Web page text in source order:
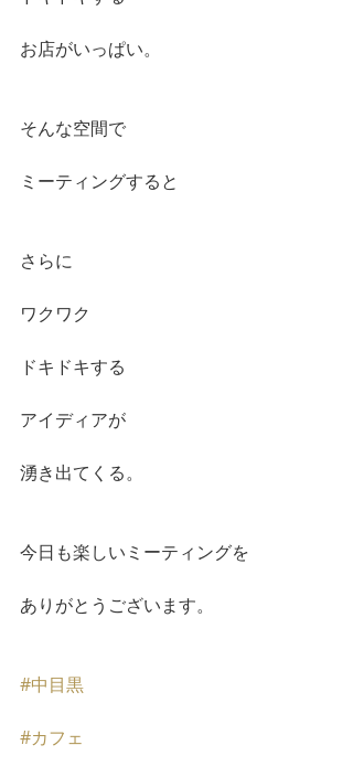
お店がいっぱい。
そんな空間で
ミーティングすると
さらに
ワクワク
ドキドキする
アイディアが
湧き出てくる。
今日も楽しいミーティングを
ありがとうございます。
#中目黒
#カフェ